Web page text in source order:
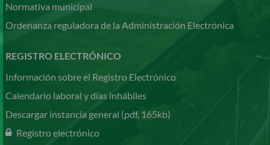
Normativa municipal
Ordenanza reguladora de la Administración Electrónica
REGISTRO ELECTRÓNICO
Información sobre el Registro Electrónico
Calendario laboral y días inhábiles
Descargar instancia general (pdf, 165kb)
Registro electrónico